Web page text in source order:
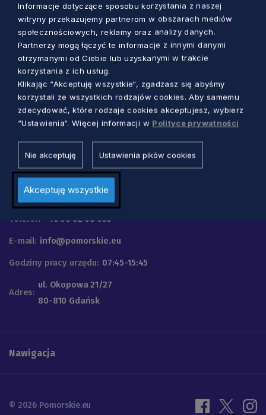
Aleksander Olszak 10 miesięcy temu
Urząd Marszałkowski
Województwa Pomorskiego
Telefon +48 58 32 68 555
E-mail: info@pomorskie.eu
Godziny pracy urzędu: 07:45-15:45
Adres:
ul. Okopowa 21/27
80-810 Gdańsk
Nawigacja
© 2026 Pomorskie.eu
Informacje dotyczące sposobu korzystania z naszej
witryny przekazujemy partnerom w obszarach mediów
społecznościowych, reklamy oraz analizy danych.
Partnerzy mogą łączyć te informacje z innymi danymi
otrzymanymi od Ciebie lub uzyskanymi w trakcie
korzystania z ich usług.
Klikając “Akceptuję wszystkie“, zgadzasz się abyśmy
korzystali ze wszystkich rodzajów cookies. Aby samemu
zdecydować, które rodzaje cookies akceptujesz, wybierz
“Ustawienia“. Więcej informacji w Polityce prywatności
Nie akceptuję Ustawienia pików cookies
Akceptuję wszystkie